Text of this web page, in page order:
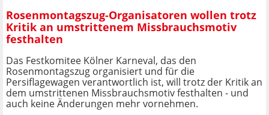
Rosenmontagszug-Organisatoren wollen trotz
Kritik an umstrittenem Missbrauchsmotiv
festhalten
Das Festkomitee Kölner Karneval, das den
Rosenmontagszug organisiert und für die
Persiflagewagen verantwortlich ist, will trotz der Kritik an
dem umstrittenen Missbrauchsmotiv festhalten - und
auch keine Änderungen mehr vornehmen.